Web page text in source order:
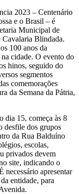
2023 – Centenário
e o Brasil – é
Municipal de
Cavalaria Blindada.
100 anos da
cidade. O evento do
hinos, seguido do
segmentos
comemorações
da Semana da Pátria,
dia 15, começa às 8
desfile dos grupos
da Rua Balduíno
escolas,
privados devem
site, indicando o
necessário apresentar
entidade, para